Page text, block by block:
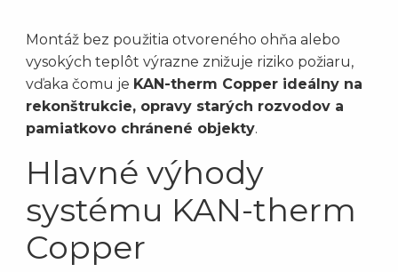
Montáž bez použitia otvoreného ohňa alebo
vysokých teplôt výrazne znižuje riziko požiaru,
vďaka čomu je KAN-therm Copper ideálny na
rekonštrukcie, opravy starých rozvodov a
pamiatkovo chránené objekty.
Hlavné výhody
systému KAN-therm
Copper